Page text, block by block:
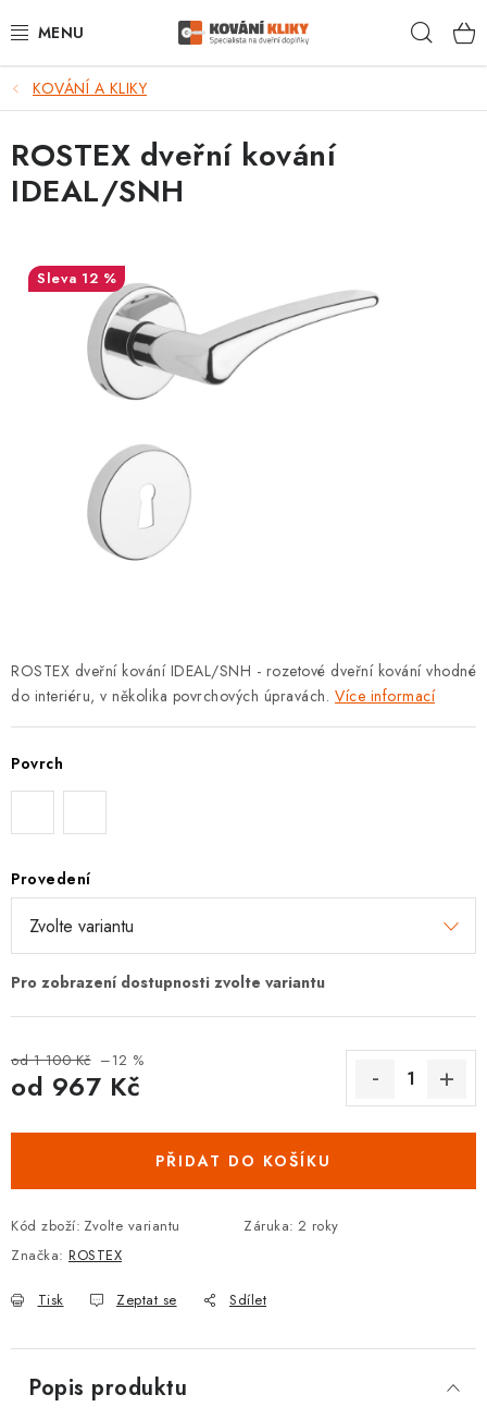
na
VÝPRODEJ - TOP AKCE
BLOG
UŽITEČNÉ RADY
VRÁCENÍ ZBOŽÍ
POŠTOVNÉ
KLIKY S LOŽISKEM
KLIKY - EASY LOCK
KOVÁNÍ A KLIKY
CYLINDRICKÉ VLOŽKY
VISACÍ ZÁMKY
ZÁMKY, PETLICE A ZÁVORY
PRO POSUVNÉ DVEŘE
POKLADNIČKY NA ZÁMEK
SCHRÁNKY NA KLÍČE
Kontakt O nás OP
KOVÁNÍ A KLIKY
ROSTEX dveřní kování IDEAL/SNH - rozetové dveřní kování vhodné
do interiéru, v několika povrchových úpravách. Více informací
Povrch
Provedení
od 1 100 Kč –12 %
od 967 Kč
PŘIDAT DO KOŠÍKU
Kód zboží: Zvolte variantu Záruka: 2 roky
Značka: ROSTEX
Tisk Zeptat se Sdílet
ROSTEX dveřní kování
IDEAL/SNH
12 %
Popis produktu